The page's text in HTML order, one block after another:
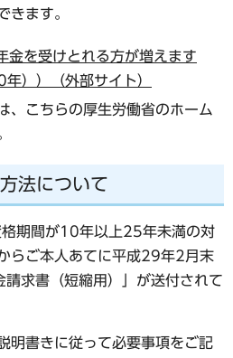
きます。
金を受けとれる方が増えます
））（外部サイト）
、こちらの厚生労働省のホーム
法について
期間が10年以上25年未満の対
らご本人あてに平成29年2月末
求書（短縮用）」が送付されて
明書きに従って必要事項をご記